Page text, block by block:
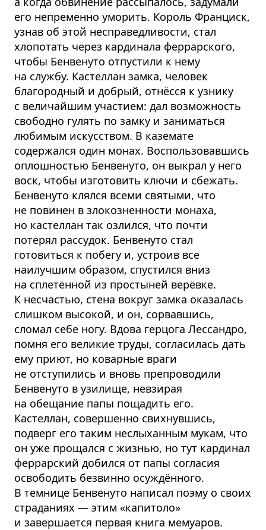
его непременно уморить. Король Франциск,
узнав об этой несправедливости, стал
хлопотать через кардинала феррарского,
чтобы Бенвенуто отпустили к нему
на службу. Кастеллан замка, человек
благородный и добрый, отнёсся к узнику
с величайшим участием: дал возможность
свободно гулять по замку и заниматься
любимым искусством. В каземате
содержался один монах. Воспользовавшись
оплошностью Бенвенуто, он выкрал у него
воск, чтобы изготовить ключи и сбежать.
Бенвенуто клялся всеми святыми, что
не повинен в злокозненности монаха,
но кастеллан так озлился, что почти
потерял рассудок. Бенвенуто стал
готовиться к побегу и, устроив все
наилучшим образом, спустился вниз
на сплетённой из простыней верёвке.
К несчастью, стена вокруг замка оказалась
слишком высокой, и он, сорвавшись,
сломал себе ногу. Вдова герцога Лессандро,
помня его великие труды, согласилась дать
ему приют, но коварные враги
не отступились и вновь препроводили
Бенвенуто в узилище, невзирая
на обещание папы пощадить его.
Кастеллан, совершенно свихнувшись,
подверг его таким неслыханным мукам, что
он уже прощался с жизнью, но тут кардинал
феррарский добился от папы согласия
освободить безвинно осуждённого.
В темнице Бенвенуто написал поэму о своих
страданиях — этим «капитоло»
и завершается первая книга мемуаров.